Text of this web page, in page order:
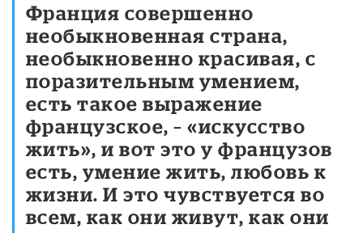
Франция совершенно
необыкновенная страна,
необыкновенно красивая, с
поразительным умением,
есть такое выражение
французское, – «искусство
жить», и вот это у французов
есть, умение жить, любовь к
жизни. И это чувствуется во
всем, как они живут, как они